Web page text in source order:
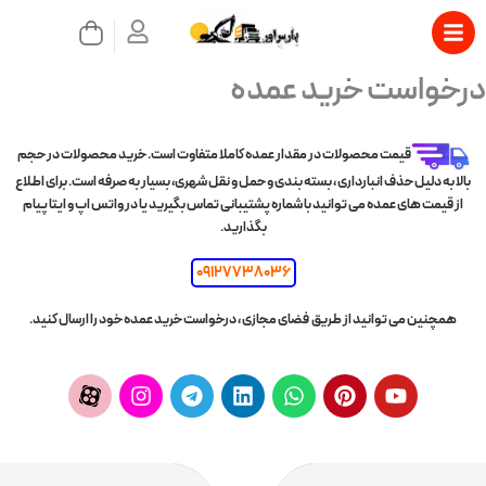
پرش
محتوا
سبد
خرید
درخواست خرید عمده
قیمت محصولات در مقدار عمده کاملا متفاوت است. خرید محصولات در حجم
بالا به دلیل حذف انبارداری ، بسته بندی و حمل و نقل شهری، بسیار به صرفه است. برای اطلاع
از قیمت های عمده می توانید با شماره پشتیبانی تماس بگیرید یا در واتس اپ و ایتا پیام
بگذارید.
09127738036
همچنین می توانید از طریق فضای مجازی ، درخواست خرید عمده خود را ارسال کنید.
W
h
a
L
i
n
T
e
l
g
I
n
s
A
p
a
a